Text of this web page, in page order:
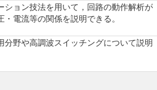
ション技法を用いて，回路の動作解析が
・電流等の関係を説明できる。
分野や高調波スイッチングについて説明